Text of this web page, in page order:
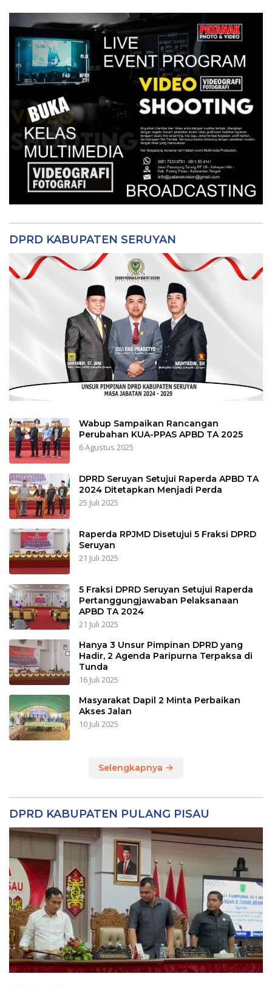
DPRD KABUPATEN SERUYAN
Wabup Sampaikan Rancangan
Perubahan KUA-PPAS APBD TA 2025
6 Agustus 2025
DPRD Seruyan Setujui Raperda APBD TA
2024 Ditetapkan Menjadi Perda
25 Juli 2025
Raperda RPJMD Disetujui 5 Fraksi DPRD
Seruyan
21 Juli 2025
5 Fraksi DPRD Seruyan Setujui Raperda
Pertanggungjawaban Pelaksanaan
APBD TA 2024
21 Juli 2025
Hanya 3 Unsur Pimpinan DPRD yang
Hadir, 2 Agenda Paripurna Terpaksa di
Tunda
16 Juli 2025
Masyarakat Dapil 2 Minta Perbaikan
Akses Jalan
10 Juli 2025
Selengkapnya
DPRD KABUPATEN PULANG PISAU